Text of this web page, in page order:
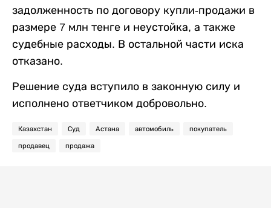
задолженность по договору купли-продажи в
размере 7 млн тенге и неустойка, а также
судебные расходы. В остальной части иска
отказано.
Решение суда вступило в законную силу и
исполнено ответчиком добровольно.
Казахстан Суд Астана автомобиль покупатель
продавец продажа